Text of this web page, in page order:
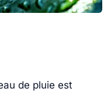
de pluie est